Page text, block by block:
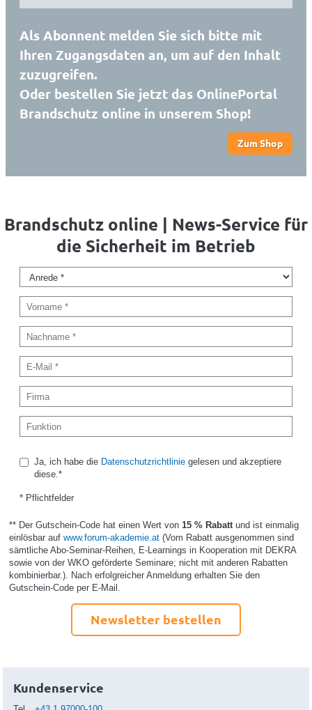
Als Abonnent melden Sie sich bitte mit
Ihren Zugangsdaten an, um auf den Inhalt
zuzugreifen.
Oder bestellen Sie jetzt das OnlinePortal
Brandschutz online in unserem Shop!
Zum Shop
Brandschutz online | News-Service für
die Sicherheit im Betrieb
Ja, ich habe die Datenschutzrichtliniegelesen und akzeptiere
diese.*
* Pflichtfelder
** Der Gutschein-Code hat einen Wert von 15 % Rabatt und ist einmalig
einlösbar auf www.forum-akademie.at(Vom Rabatt ausgenommen sind
sämtliche Abo-Seminar-Reihen, E-Learnings in Kooperation mit DEKRA
sowie von der WKO geförderte Seminare; nicht mit anderen Rabatten
kombinierbar.). Nach erfolgreicher Anmeldung erhalten Sie den
Gutschein-Code per E-Mail.
Newsletter bestellen
Kundenservice